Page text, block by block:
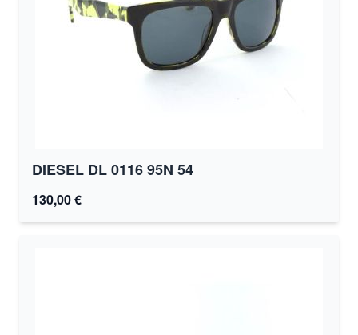
DIESEL DL 0116 95N 54
130,00 €